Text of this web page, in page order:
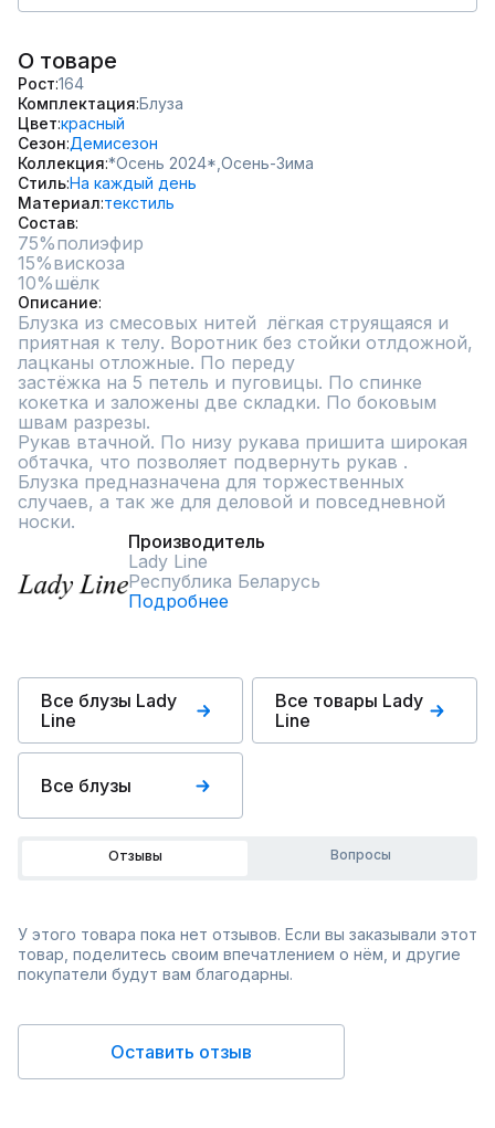
О товаре
Рост 164
Комплектация Блуза
Цвет красный
Сезон Демисезон
Коллекция *Осень 2024*, Осень-Зима
СтильНа каждый день
Материал текстиль
Состав
75%полиэфир
15%вискоза
Описание
Блузка из смесовых нитей  лёгкая струящаяся и
приятная к телу. Воротник без стойки отлдожной,
лацканы отложные. По переду
застёжка на 5 петель и пуговицы. По спинке
кокетка и заложены две складки. По боковым
швам разрезы.
Рукав втачной. По низу рукава пришита широкая
обтачка, что позволяет подвернуть рукав .
Блузка предназначена для торжественных
случаев, а так же для деловой и повседневной
носки.
Производитель
Lady Line
Республика Беларусь
Подробнее
Все блузы Lady
Line
Все товары Lady
Line
Все блузы
Отзывы Вопросы
У этого товара пока нет отзывов. Если вы заказывали этот
товар, поделитесь своим впечатлением о нём, и другие
покупатели будут вам благодарны.
Оставить отзыв